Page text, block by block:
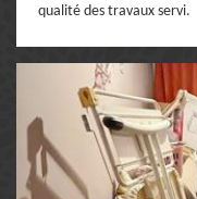
qualité des travaux servi.